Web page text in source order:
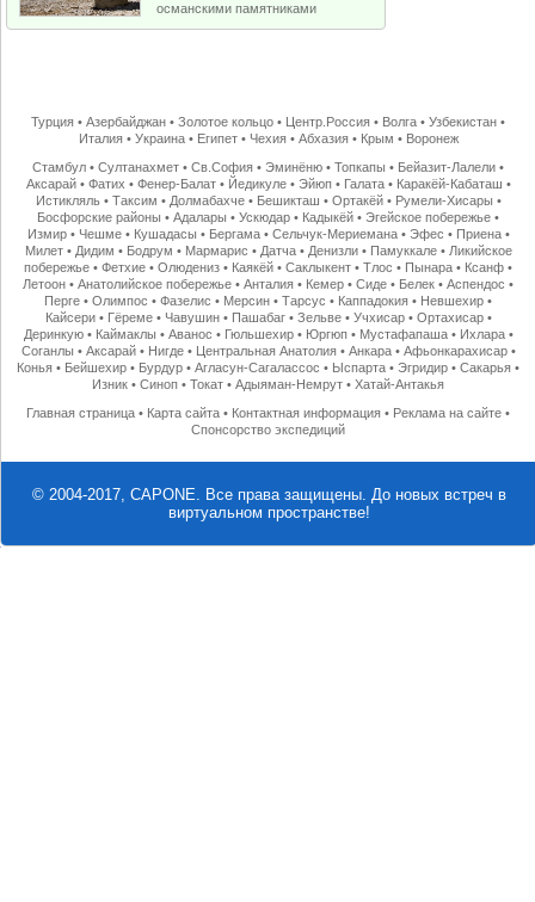
османскими памятниками
Турция •Азербайджан •Золотое кольцо • Центр.Россия • Волга •Узбекистан •
Италия• Украина• Египет• Чехия• Абхазия• Крым • Воронеж
Стамбул •Султанахмет •Св.София •Эминёню •Топкапы • Бейазит-Лалели •
Аксарай• Фатих • Фенер-Балат• Йедикуле• Эйюп• Галата• Каракёй-Кабаташ •
Истикляль• Таксим • Долмабахче• Бешикташ • Ортакёй• Румели-Хисары •
Босфорские районы •Адалары •Ускюдар • Кадыкёй •Эгейское побережье •
Измир• Чешме• Кушадасы • Бергама• Сельчук-Мериемана• Эфес • Приена•
Милет• Дидим • Бодрум • Мармарис • Датча• Денизли• Памуккале• Ликийское
побережье •Фетхие •Олюдениз • Каякёй •Саклыкент •Тлос • Пынара • Ксанф •
Летоон •Анатолийское побережье •Анталия • Кемер •Сиде • Белек •Аспендос •
Перге •Олимпос •Фазелис • Мерсин •Тарсус • Каппадокия • Невшехир •
Кайсери• Гёреме• Чавушин• Пашабаг• Зельве• Учхисар• Ортахисар•
Деринкую• Каймаклы • Аванос • Гюльшехир• Юргюп• Мустафапаша• Ихлара•
Соганлы • Аксарай• Нигде• Центральная Анатолия• Анкара• Афьонкарахисар•
Конья • Бейшехир • Бурдур •Агласун-Сагалассос • Ыспарта •Эгридир •Сакарья •
Изник •Синоп •Токат •Адыяман-Немрут •Хатай-Антакья
Главная страница • Карта сайта • Контактная информация • Реклама на сайте •
Спонсорство экспедиций
© 2004-2017, CAPONE. Все права защищены. До новых встреч в
виртуальном пространстве!